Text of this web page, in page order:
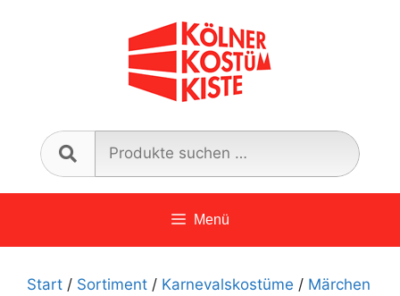
nach:
Menü
Start / Sortiment / Karnevalskostüme / Märchen